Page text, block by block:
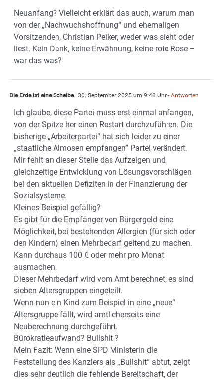
Neuanfang? Vielleicht erklärt das auch, warum man
von der „Nachwuchshoffnung“ und ehemaligen
Vorsitzenden, Christian Peiker, weder was sieht oder
liest. Kein Dank, keine Erwähnung, keine rote Rose –
war das was?
Die Erde ist eine Scheibe 30. September 2025 um 9:48 Uhr - Antworten
Ich glaube, diese Partei muss erst einmal anfangen,
von der Spitze her einen Restart durchzuführen. Die
bisherige „Arbeiterpartei“ hat sich leider zu einer
„staatliche Almosen empfangen“ Partei verändert.
Mir fehlt an dieser Stelle das Aufzeigen und
gleichzeitige Entwicklung von Lösungsvorschlägen
bei den aktuellen Defiziten in der Finanzierung der
Sozialsysteme.
Kleines Beispiel gefällig?
Es gibt für die Empfänger von Bürgergeld eine
Möglichkeit, bei bestehenden Allergien (für sich oder
den Kindern) einen Mehrbedarf geltend zu machen.
Kann durchaus 100 € oder mehr pro Monat
ausmachen.
Dieser Mehrbedarf wird vom Amt berechnet, es sind
sieben Altersgruppen eingeteilt.
Wenn nun ein Kind zum Beispiel in eine „neue“
Altersgruppe fällt, wird amtlicherseits eine
Neuberechnung durchgeführt.
Bürokratieaufwand? Bullshit ?
Mein Fazit: Wenn eine SPD Ministerin die
Feststellung des Kanzlers als „Bullshit“ abtut, zeigt
dies sehr deutlich die fehlende Bereitschaft, der